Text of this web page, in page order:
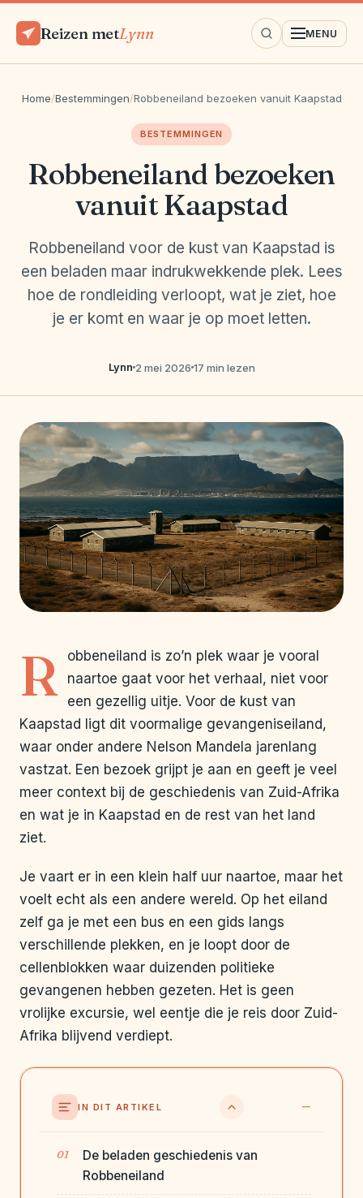
Reizen metLynn MENU
Home/Bestemmingen/Robbeneiland bezoeken vanuit Kaapstad
BESTEMMINGEN
Robbeneiland bezoeken
vanuit Kaapstad
Robbeneiland voor de kust van Kaapstad is
een beladen maar indrukwekkende plek. Lees
hoe de rondleiding verloopt, wat je ziet, hoe
je er komt en waar je op moet letten.
Lynn 2 mei 2026 17 min lezen
R
obbeneiland is zo’n plek waar je vooral
naartoe gaat voor het verhaal, niet voor
een gezellig uitje. Voor de kust van
Kaapstad ligt dit voormalige gevangeniseiland,
waar onder andere Nelson Mandela jarenlang
vastzat. Een bezoek grijpt je aan en geeft je veel
meer context bij de geschiedenis van Zuid-Afrika
en wat je in Kaapstad en de rest van het land
ziet.
Je vaart er in een klein half uur naartoe, maar het
voelt echt als een andere wereld. Op het eiland
zelf ga je met een bus en een gids langs
verschillende plekken, en je loopt door de
cellenblokken waar duizenden politieke
gevangenen hebben gezeten. Het is geen
vrolijke excursie, wel eentje die je reis door Zuid-
Afrika blijvend verdiept.
IN DIT ARTIKEL
De beladen geschiedenis van
Robbeneiland